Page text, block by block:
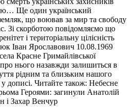
Ще один український
що воював за мир та свободу
Зі скорботою повідомляємо що
і територіальну цілісність
Іван Ярославович 10.08.1969
Красне Гримайлівської
нього назавжди залишиться в
рідним та близьким нашого
дописі. Читайте також: Небесне
Героями: загинули Анатолій
Захар Венчур